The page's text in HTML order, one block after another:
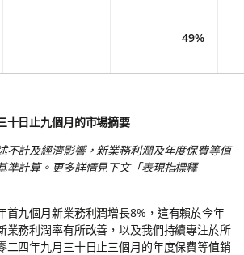
49%
十日止九個月的市場摘要
不計及經濟影響，新業務利潤及年度保費等值
準計算。更多詳情見下文「表現指標釋
首九個月新業務利潤增長8%，這有賴於今年
業務利潤率有所改善，以及我們持續專注於所
二四年九月三十日止三個月的年度保費等值銷